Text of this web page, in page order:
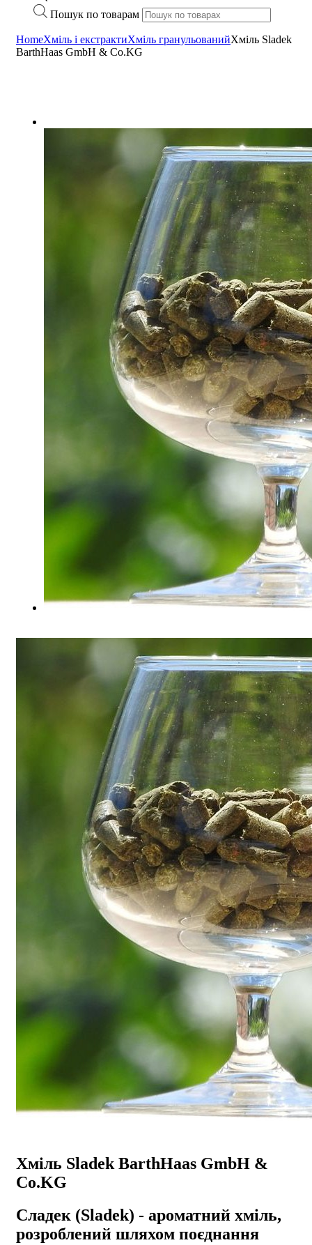
Пошук по товарам
HomeХміль і екстрактиХміль гранульованийХміль Sladek
BarthHaas GmbH & Co.KG
Хміль Sladek BarthHaas GmbH &
Co.KG
Сладек (Sladek) - ароматний хміль,
розроблений шляхом поєднання